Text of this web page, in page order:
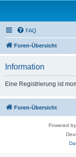
FAQ
Foren-Übersicht
Information
Eine Registrierung ist
Foren-Übersicht
Powered by